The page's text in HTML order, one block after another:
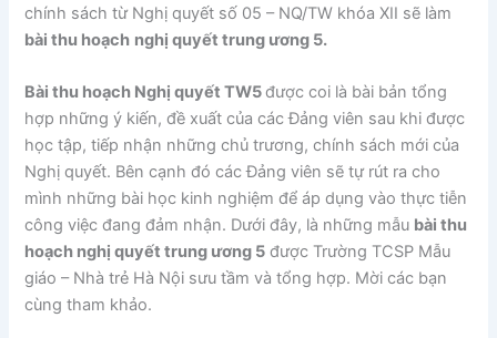
chính sách từ Nghị quyết số 05 – NQ/TW khóa XII sẽ làm
bài thu hoạch nghị quyết trung ương 5.
Bài thu hoạch Nghị quyết TW5được coi là bài bản tổng
hợp những ý kiến, đề xuất của các Đảng viên sau khi được
học tập, tiếp nhận những chủ trương, chính sách mới của
Nghị quyết. Bên cạnh đó các Đảng viên sẽ tự rút ra cho
mình những bài học kinh nghiệm để áp dụng vào thực tiễn
công việc đang đảm nhận. Dưới đây, là những mẫu bài thu
hoạch nghị quyết trung ương 5 được Trường TCSP Mẫu
giáo – Nhà trẻ Hà Nội sưu tầm và tổng hợp. Mời các bạn
cùng tham khảo.